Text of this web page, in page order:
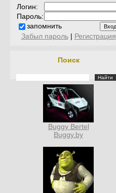
Логин:
Пароль:
запомнить
Забыл пароль| Регистрация
Поиск
Buggy Bertel
Buggy.by